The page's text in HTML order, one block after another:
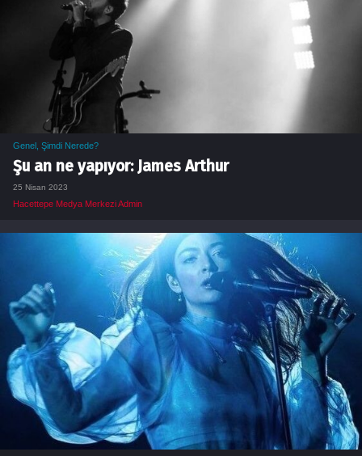
Genel Şimdi Nerede?
Şu an ne yapıyor: James Arthur
25 Nisan 2023
Hacettepe Medya Merkezi Admin